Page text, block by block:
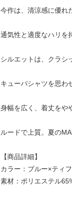
今作は、清涼感に優れ
通気性と適度なハリを
シルエットは、クラシ
キューバシャツを思わ
身幅を広く、着丈をや
ルードで上質。夏の
【商品詳細】
カラー：ブルー×ティ
素材：ポリエステル